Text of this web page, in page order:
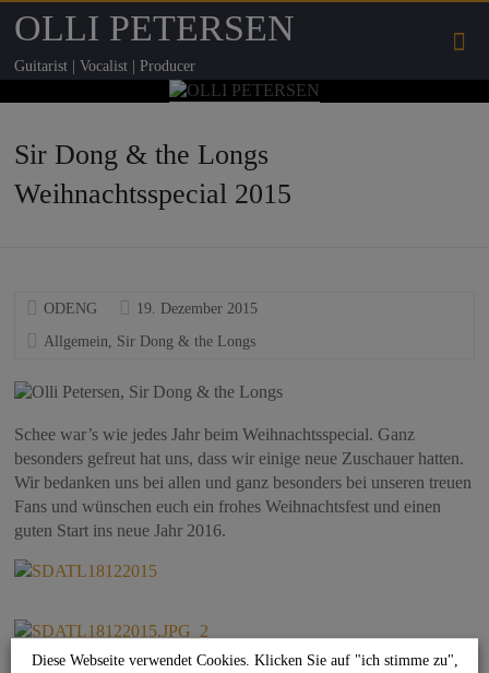
OLLI PETERSEN
Guitarist | Vocalist | Producer
Sir Dong & the Longs
Weihnachtsspecial 2015
ODENG
19. Dezember 2015
Allgemein, Sir Dong & the Longs
Schee war’s wie jedes Jahr beim Weihnachtsspecial. Ganz
besonders gefreut hat uns, dass wir einige neue Zuschauer hatten.
Wir bedanken uns bei allen und ganz besonders bei unseren treuen
Fans und wünschen euch ein frohes Weihnachtsfest und einen
guten Start ins neue Jahr 2016.
Diese Webseite verwendet Cookies. Klicken Sie auf "ich stimme zu",